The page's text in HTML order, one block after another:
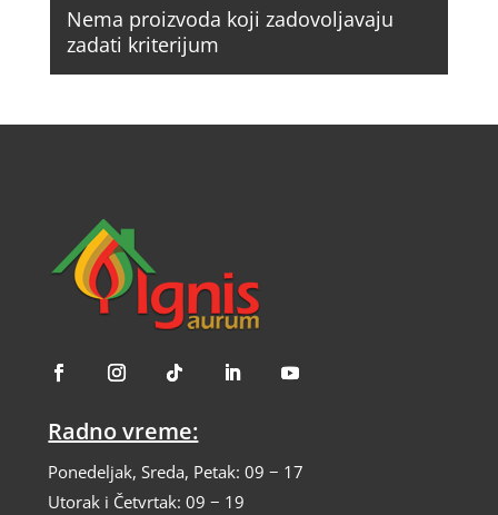
Nema proizvoda koji zadovoljavaju
zadati kriterijum
Radno vreme:
Ponedeljak, Sreda, Petak: 09 − 17
Utorak i Četvrtak: 09 − 19